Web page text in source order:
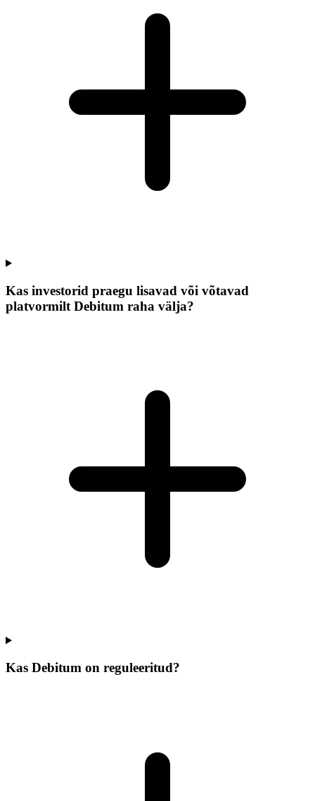
Kas investorid praegu lisavad või võtavad
platvormilt Debitum raha välja?
Kas Debitum on reguleeritud?